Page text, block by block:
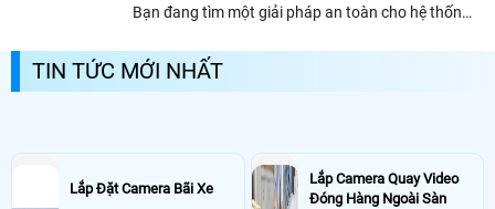
Bạn đang tìm một giải pháp an toàn cho hệ thống
nhân đang làm việc tại hệ thống công...
TIN TỨC MỚI NHẤT
Lắp Đặt Camera Bãi Xe
Lắp Camera Quay Video
Đóng Hàng Ngoài Sàn